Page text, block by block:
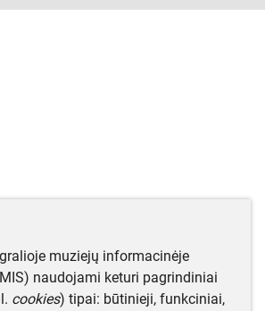
muziejų informacinėje
naudojami keturi pagrindiniai
cookies) tipai: būtinieji, funkciniai,